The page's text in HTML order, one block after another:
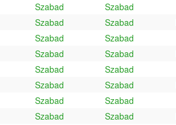
Szabad Szabad
Szabad Szabad
Szabad Szabad
Szabad Szabad
Szabad Szabad
Szabad Szabad
Szabad Szabad
Szabad Szabad